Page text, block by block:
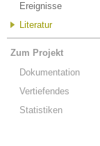
Ereignisse
Literatur
Zum Projekt
Dokumentation
Vertiefendes
Statistiken